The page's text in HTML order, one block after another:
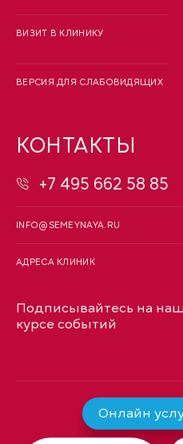
ВИЗИТ В КЛИНИКУ
ВЕРСИЯ ДЛЯ СЛАБОВИДЯЩИХ
КОНТАКТЫ
+7 495 662 58 85
INFO@SEMEYNAYA.RU
АДРЕСА КЛИНИК
Подписывайтесь на
курсе событий
Онлайн